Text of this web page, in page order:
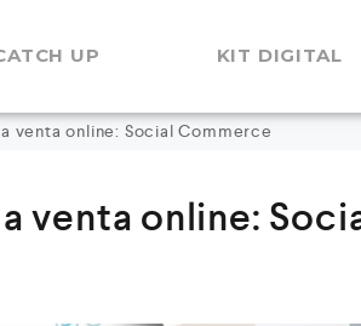
UP KIT DIGITAL
venta online: Social Commerce
venta online: